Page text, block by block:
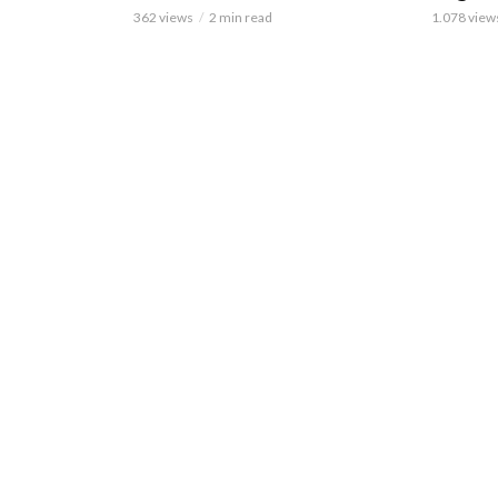
362 views 2 min read 1.078